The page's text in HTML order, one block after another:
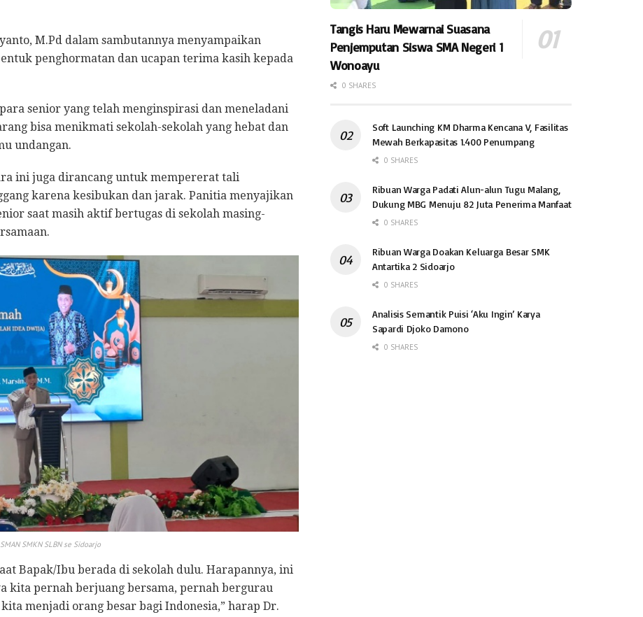
M.Pd dalam sambutannya menyampaikan
penghormatan dan ucapan terima kasih kepada
senior yang telah menginspirasi dan meneladani
bisa menikmati sekolah-sekolah yang hebat dan
undangan.
ini juga dirancang untuk mempererat tali
karena kesibukan dan jarak. Panitia menyajikan
saat masih aktif bertugas di sekolah masing-
SMKN SLBN se Sidoarjo
Bapak/Ibu berada di sekolah dulu. Harapannya, ini
kita pernah berjuang bersama, pernah bergurau
menjadi orang besar bagi Indonesia,” harap Dr.
Tangis Haru Mewarnai Suasana
Penjemputan Siswa SMA Negeri 1
Wonoayu
0 SHARES
Soft Launching KM Dharma Kencana V, Fasilitas
Mewah Berkapasitas 1.400 Penumpang
0 SHARES
Ribuan Warga Padati Alun-alun Tugu Malang,
Dukung MBG Menuju 82 Juta Penerima Manfaat
0 SHARES
Ribuan Warga Doakan Keluarga Besar SMK
Antartika 2 Sidoarjo
0 SHARES
Analisis Semantik Puisi ‘Aku Ingin’ Karya
Sapardi Djoko Damono
0 SHARES